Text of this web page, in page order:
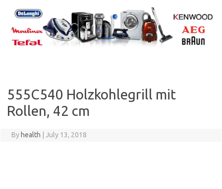
content
555C540 Holzkohlegrill mit
Rollen, 42 cm
By health July 13, 2018